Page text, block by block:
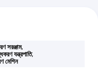
সরঞ্জাম,
যন্ত্রপাতি,
মেশিন